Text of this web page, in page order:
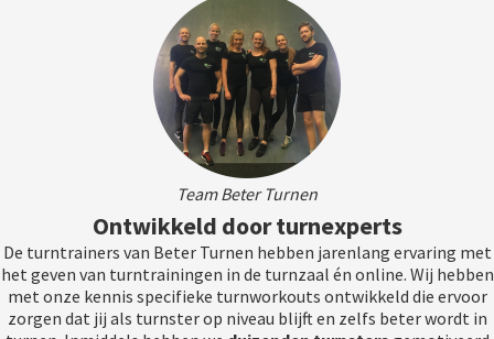
Team Beter Turnen
Ontwikkeld door turnexperts
De turntrainers van Beter Turnen hebben jarenlang ervaring met
het geven van turntrainingen in de turnzaal én online. Wij hebben
met onze kennis specifieke turnworkouts ontwikkeld die ervoor
zorgen dat jij als turnster op niveau blijft en zelfs beter wordt in